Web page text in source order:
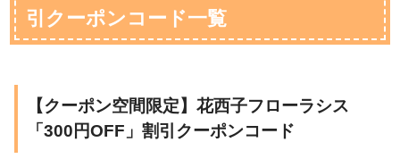
引クーポンコード一覧
【クーポン空間限定】花西子フローラシス
「300円OFF」割引クーポンコード